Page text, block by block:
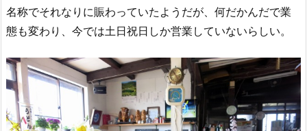
名称でそれなりに賑わっていたようだが、何だかんだで業
態も変わり、今では土日祝日しか営業していないらしい。